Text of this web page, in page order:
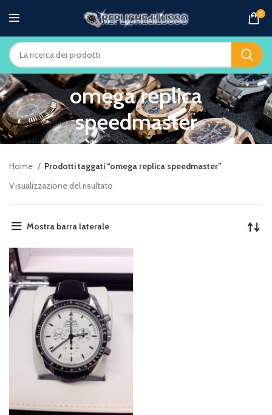
0
omega replica
speedmaster
Home
Prodotti taggati “omega replica speedmaster”
Visualizzazione del risultato
Mostra barra laterale